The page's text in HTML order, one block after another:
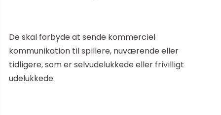
De skal forbyde at sende kommerciel
kommunikation til spillere, nuværende eller
tidligere, som er selvudelukkede eller frivilligt
udelukkede.